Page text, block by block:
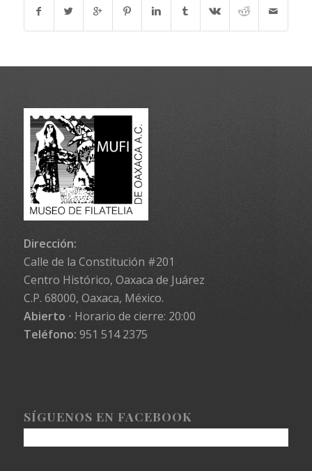
Dirección:
Calle de la Constitución #201
Centro Histórico, Oaxaca de Juárez
C.P. 68000, Oaxaca, México.
Abierto ⋅ Horario de cierre: 20:00
Teléfono: 951 514 2375
SÍGUENOS EN FACEBOOK